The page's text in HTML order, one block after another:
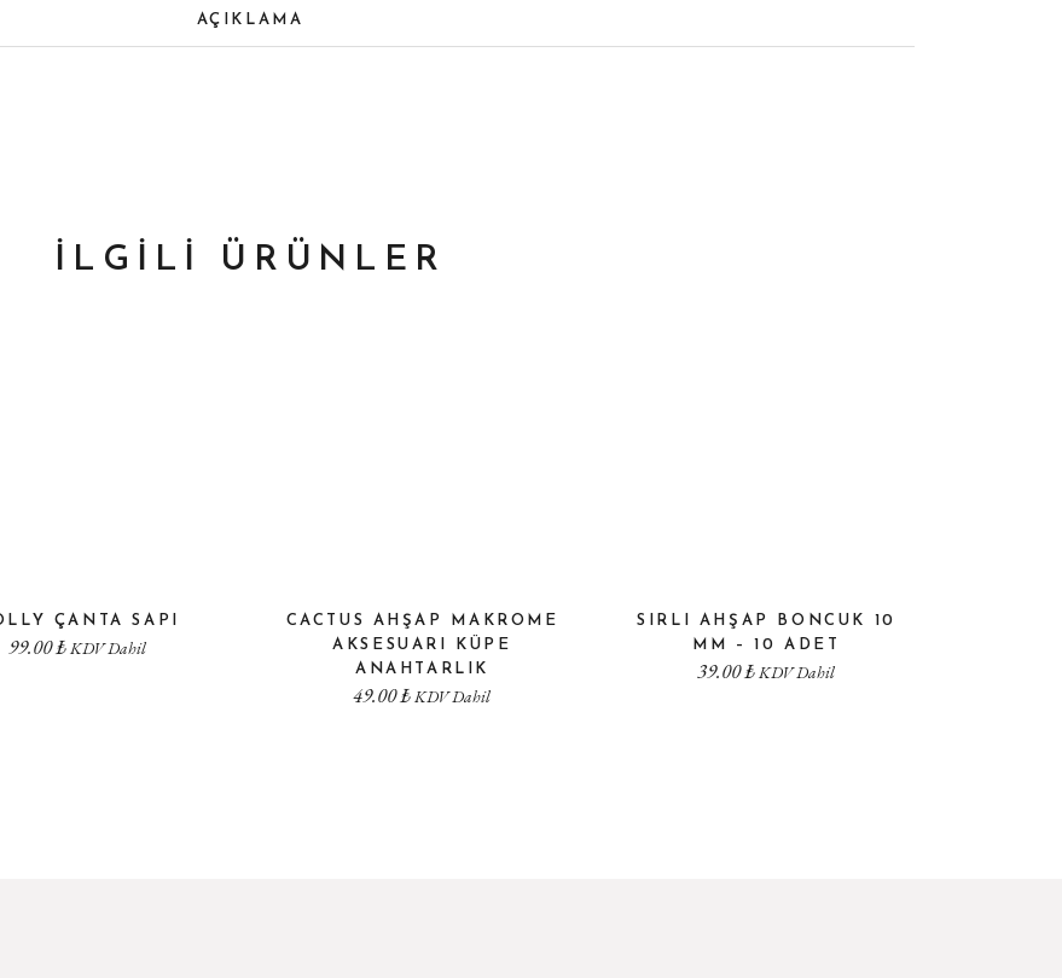
AÇIKLAMA
İLGILI ÜRÜNLER
ÇANTA SAPI
99.00₺KDV Dahil
CACTUS AHŞAP MAKROME
AKSESUARI KÜPE
ANAHTARLIK
49.00₺KDV Dahil
SIRLI AHŞAP BONCUK 10
MM – 10 ADET
39.00₺KDV Dahil